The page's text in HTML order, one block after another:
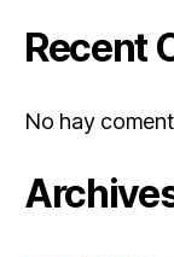
Recent
No hay